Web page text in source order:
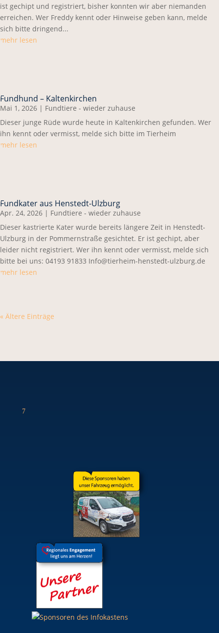
ist gechipt und registriert, bisher konnten wir aber niemanden
erreichen. Wer Freddy kennt oder Hinweise geben kann, melde
sich bitte dringend...
mehr lesen
Fundhund – Kaltenkirchen
Mai 1, 2026 | Fundtiere - wieder zuhause
Dieser junge Rüde wurde heute in Kaltenkirchen gefunden. Wer
ihn kennt oder vermisst, melde sich bitte im Tierheim
mehr lesen
Fundkater aus Henstedt-Ulzburg
Apr. 24, 2026 | Fundtiere - wieder zuhause
Dieser kastrierte Kater wurde bereits längere Zeit in Henstedt-
Ulzburg in der Pommernstraße gesichtet. Er ist gechipt, aber
leider nicht registriert. Wer ihn kennt oder vermisst, melde sich
bitte bei uns: 04193 91833 Info@tierheim-henstedt-ulzburg.de
mehr lesen
« Ältere Einträge
7